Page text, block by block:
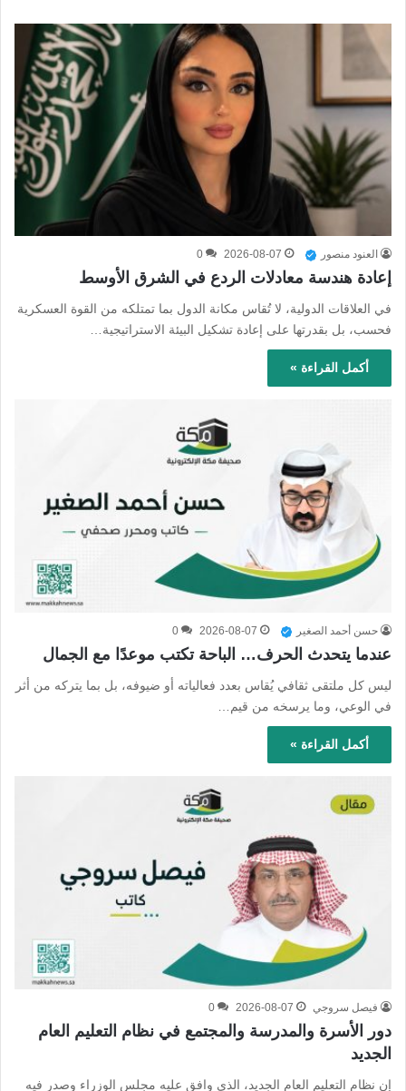
العنود منصور 2026-08-07
0
إعادة هندسة معادلات الردع في الشرق الأوسط
في العلاقات الدولية، لا تُقاس مكانة الدول بما تمتلكه من القوة العسكرية
فحسب، بل بقدرتها على إعادة تشكيل البيئة الاستراتيجية…
أكمل القراءة »
حسن أحمد الصغير 2026-08-07
0
عندما يتحدث الحرف… الباحة تكتب موعدًا مع الجمال
ليس كل ملتقى ثقافي يُقاس بعدد فعالياته أو ضيوفه، بل بما يتركه من أثر
في الوعي، وما يرسخه من قيم…
أكمل القراءة »
فيصل سروجي 2026-08-07
0
دور الأسرة والمدرسة والمجتمع في نظام التعليم العام
الجديد
إن نظام التعليم العام الجديد، الذي وافق عليه مجلس الوزراء وصدر فيه